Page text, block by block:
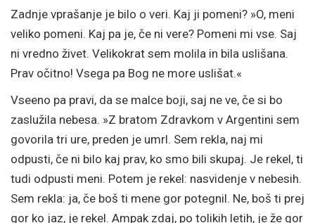
Zadnje vprašanje je bilo o veri. Kaj ji pomeni? »O, meni
veliko pomeni. Kaj pa je, če ni vere? Pomeni mi vse. Saj
ni vredno živet. Velikokrat sem molila in bila uslišana.
Prav očitno! Vsega pa Bog ne more uslišat.«
Vseeno pa pravi, da se malce boji, saj ne ve, če si bo
zaslužila nebesa. »Z bratom Zdravkom v Argentini sem
govorila tri ure, preden je umrl. Sem rekla, naj mi
odpusti, če ni bilo kaj prav, ko smo bili skupaj. Je rekel, ti
tudi odpusti meni. Potem je rekel: nasvidenje v nebesih.
Sem rekla: ja, če boš ti mene gor potegnil. Ne, boš ti prej
gor ko jaz, je rekel. Ampak zdaj, po tolikih letih, je že gor